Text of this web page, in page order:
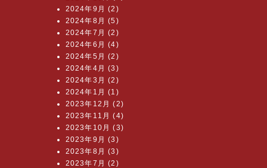
2024年9月 (2)
2024年8月 (5)
2024年7月 (2)
2024年6月 (4)
2024年5月 (2)
2024年4月 (3)
2024年3月 (2)
2024年1月 (1)
2023年12月 (2)
2023年11月 (4)
2023年10月 (3)
2023年9月 (3)
2023年8月 (3)
2023年7月 (2)